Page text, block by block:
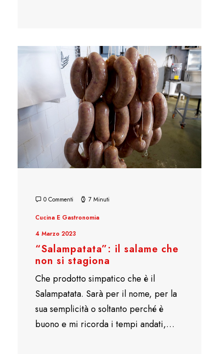
0 Commenti 7 Minuti
Cucina E Gastronomia
4 Marzo 2023
“Salampatata”: il salame che
non si stagiona
Che prodotto simpatico che è il
Salampatata. Sarà per il nome, per la
sua semplicità o soltanto perché è
buono e mi ricorda i tempi andati,…